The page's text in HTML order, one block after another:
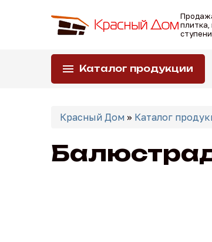
плитка,
Каталог продукции
здесь
Красный Дом » Каталог